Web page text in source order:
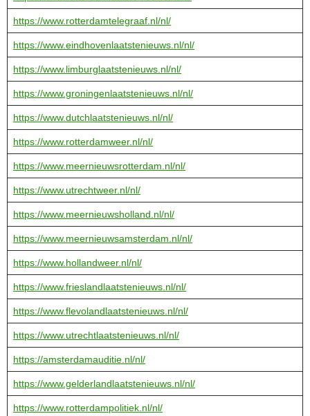
https://www.rotterdamtelegraaf.nl/nl/
https://www.eindhovenlaatstenieuws.nl/nl/
https://www.limburglaatstenieuws.nl/nl/
https://www.groningenlaatstenieuws.nl/nl/
https://www.dutchlaatstenieuws.nl/nl/
https://www.rotterdamweer.nl/nl/
https://www.meernieuwsrotterdam.nl/nl/
https://www.utrechtweer.nl/nl/
https://www.meernieuwsholland.nl/nl/
https://www.meernieuwsamsterdam.nl/nl/
https://www.hollandweer.nl/nl/
https://www.frieslandlaatstenieuws.nl/nl/
https://www.flevolandlaatstenieuws.nl/nl/
https://www.utrechtlaatstenieuws.nl/nl/
https://amsterdamauditie.nl/nl/
https://www.gelderlandlaatstenieuws.nl/nl/
https://www.rotterdampolitiek.nl/nl/